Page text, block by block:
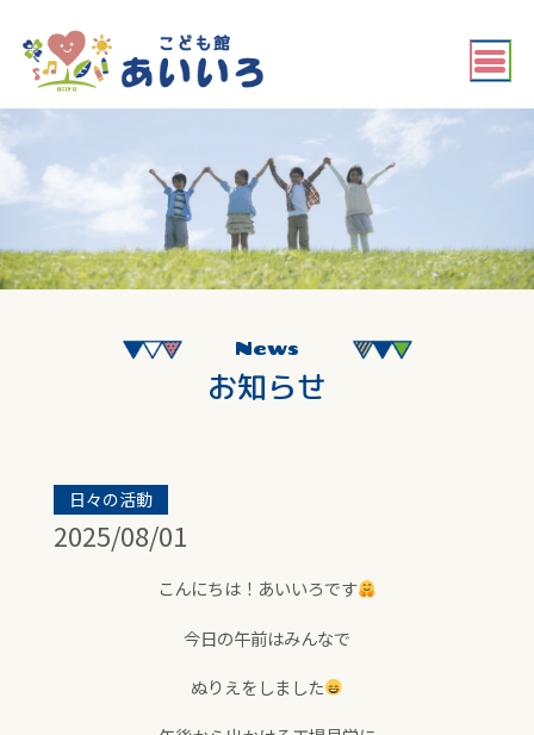
News
お知らせ
日々の活動
2025/08/01
こんにちは！あいいろです
今日の午前はみんなで
ぬりえをしました